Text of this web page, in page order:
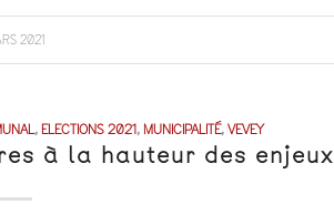
2021
,ELECTIONS 2021, MUNICIPALITÉ,VEVEY
à la hauteur des enjeux